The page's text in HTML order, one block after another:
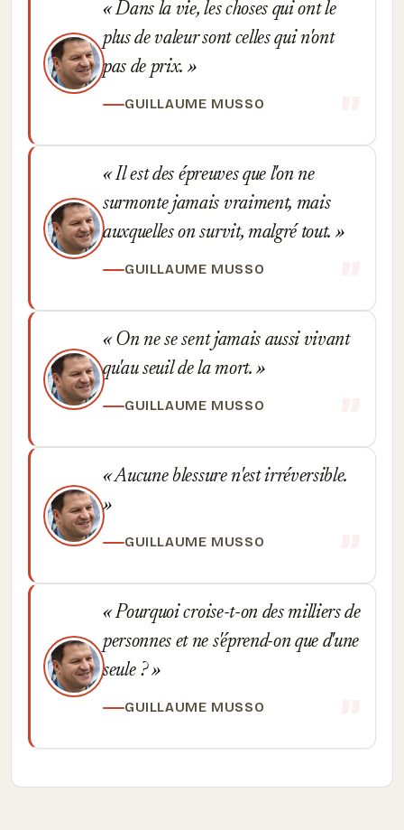
Dans la vie, les choses qui ont le
plus de valeur sont celles qui n'ont
pas de prix.
GUILLAUME MUSSO
Il est des épreuves que l'on ne
surmonte jamais vraiment, mais
auxquelles on survit, malgré tout.
GUILLAUME MUSSO
On ne se sent jamais aussi vivant
qu'au seuil de la mort.
GUILLAUME MUSSO
Aucune blessure n'est irréversible.
GUILLAUME MUSSO
Pourquoi croise-t-on des milliers de
personnes et ne s'éprend-on que d'une
seule ?
GUILLAUME MUSSO